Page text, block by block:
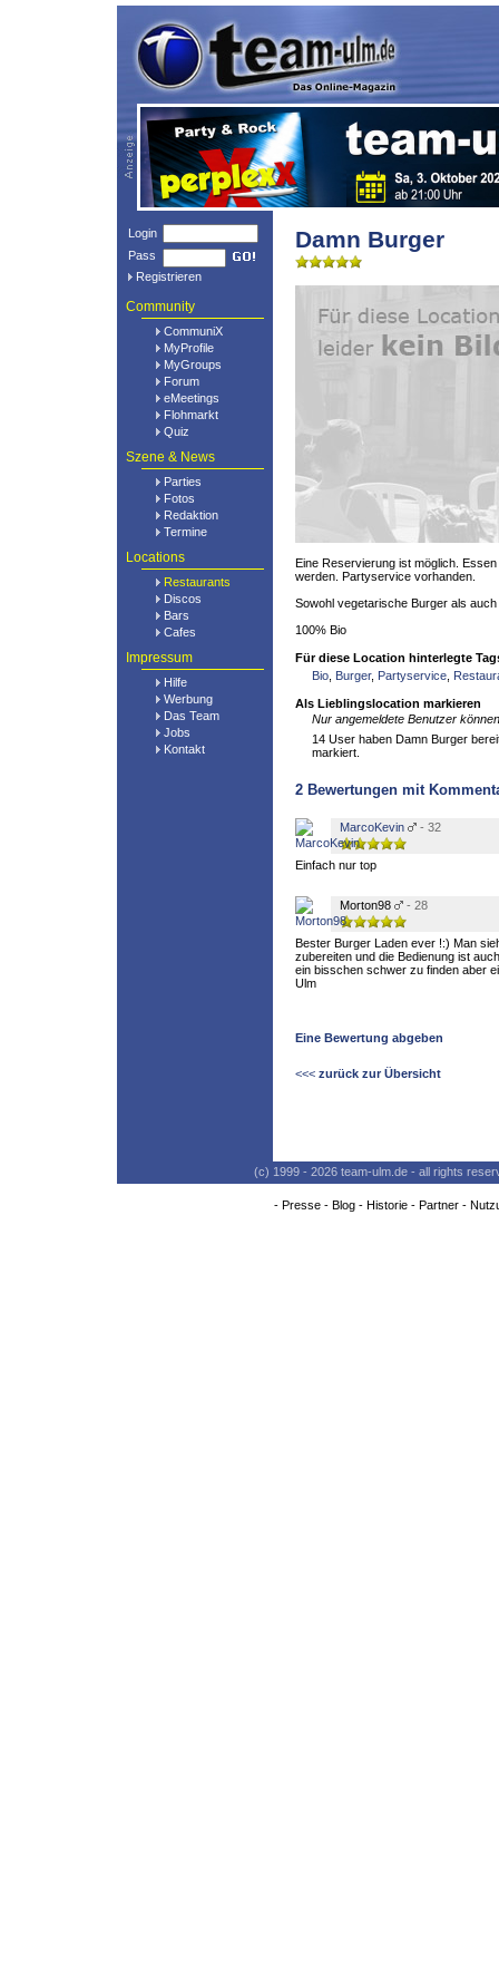
Login
Pass
Registrieren
Community
CommuniX
MyProfile
MyGroups
Forum
eMeetings
Flohmarkt
Quiz
Szene & News
Parties
Fotos
Redaktion
Termine
Locations
Restaurants
Discos
Bars
Cafes
Impressum
Hilfe
Werbung
Das Team
Jobs
Kontakt
Damn Burger
Eine Reservierung ist möglich.
werden. Partyservice vorhanden.
Sowohl vegetarische Burger als
100% Bio
Für diese Location hinterlegte
Bio Burger, Partyservice
Als Lieblingslocation markieren
Nur angemeldete Benutzer
14 User haben Damn Burger
markiert.
2 Bewertungen mit
MarcoKevin - 32
Einfach nur top
Morton98 - 28
Bester Burger Laden ever !:) Man
zubereiten und die Bedienung ist
ein bisschen schwer zu finden aber
Ulm
Eine Bewertung abgeben
<<< zurück zur Übersicht
(c) 1999 - 2026 team-ulm.de - all rights
- Presse- Blog- Historie- Partner-